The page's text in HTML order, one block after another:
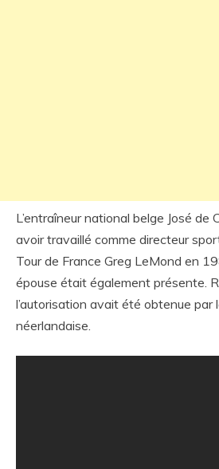
L’entraîneur national belge José de
avoir travaillé comme directeur
Tour de France Greg LeMond en
épouse était également présente.
l’autorisation avait été obtenue par
néerlandaise.